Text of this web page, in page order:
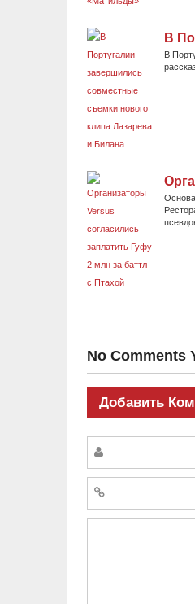
В
В
No Comments
Добавить